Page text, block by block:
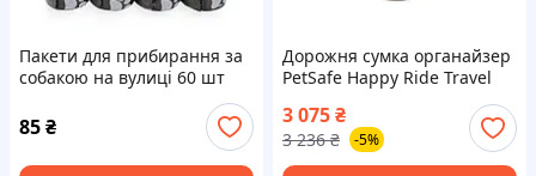
Пакети для прибирання за
собакою на вулиці 60 шт
чорний
85₴
Дорожня сумка органайзер
PetSafe Happy Ride Travel
Bag Тревел Бег в дорогу з
собакою 41х30,5х18 см
(62359)
3 075₴
3 236 ₴ -5%